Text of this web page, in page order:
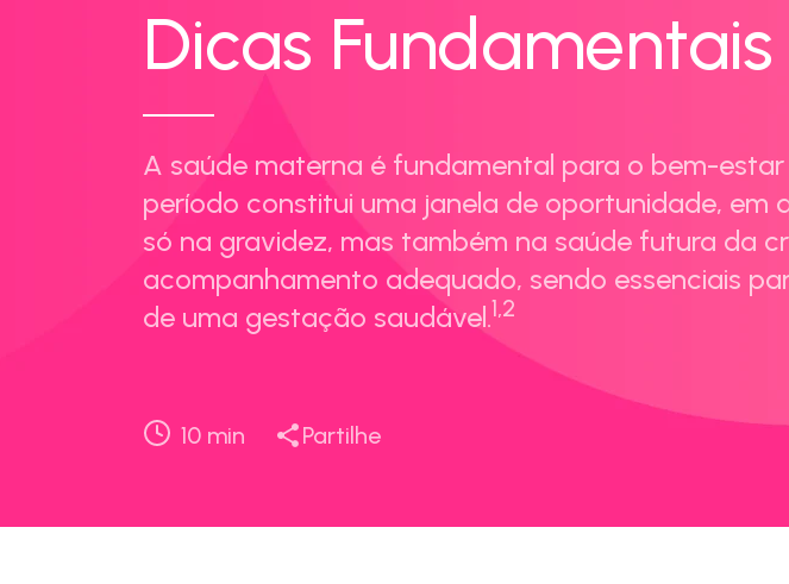
Dicas Fundamentais
A saúde materna é fundamental para o bem-
período constitui uma janela de oportunidade,
só na gravidez, mas também na saúde futura da
acompanhamento adequado, sendo essenciais
de uma gestação saudável.1,2
10 min Partilhe